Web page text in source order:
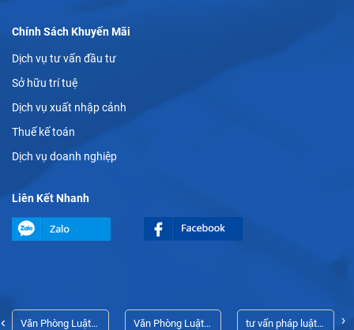
Chính Sách Khuyến Mãi
Dịch vụ tư vấn đầu tư
Sở hữu trí tuệ
Dịch vụ xuất nhập cảnh
Thuế kế toán
Dịch vụ doanh nghiệp
Liên Kết Nhanh
Văn Phòng Luật Văn Phòng Luật tư vấn pháp luật
‹ ›